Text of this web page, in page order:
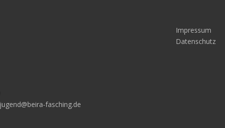
jugend@beira-fasching.de
Impressum
Datenschutz